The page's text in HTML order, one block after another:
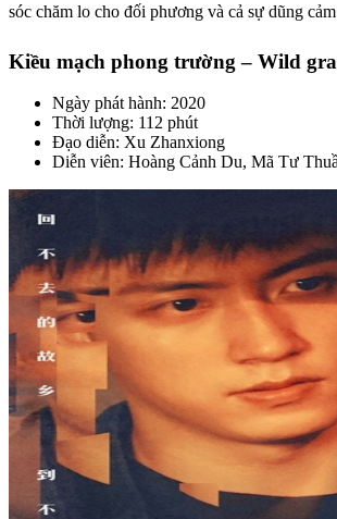
sóc chăm lo cho đối phương và cả sự dũng
Kiều mạch phong trường – Wild
Ngày phát hành: 2020
Thời lượng: 112 phút
Đạo diễn: Xu Zhanxiong
Diễn viên: Hoàng Cảnh Du, Mã Tư